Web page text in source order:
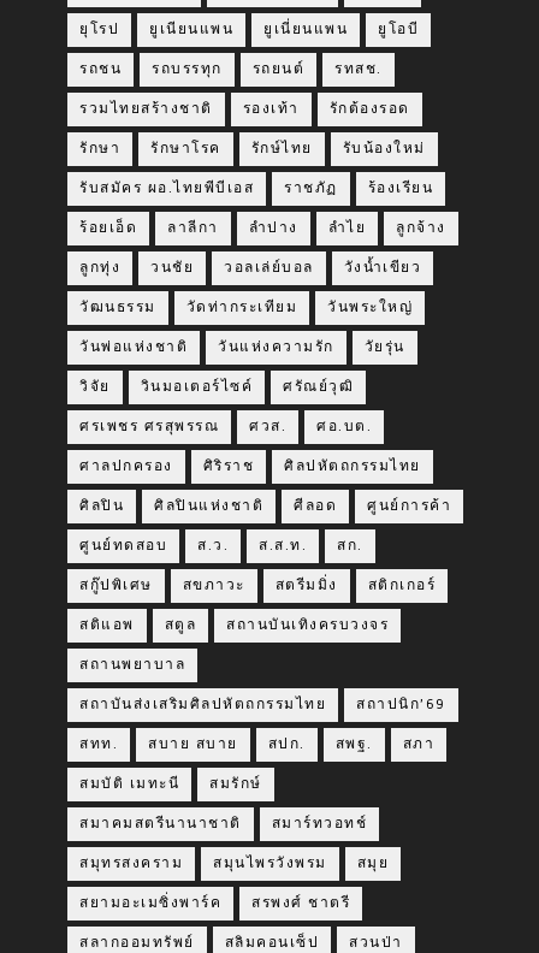
ยุโรป ยูเนียนแพน ยูเนี่ยนแพน ยูโอบี
รถชน รถบรรทุก รถยนต์ รทสช.
รวมไทยสร้างชาติ รองเท้า รักต้องรอด
รักษา รักษาโรค รักษ์ไทย รับน้องใหม่
รับสมัคร ผอ.ไทยพีบีเอส ราชภัฏ ร้องเรียน
ร้อยเอ็ด ลาลีกา ลำปาง ลำไย ลูกจ้าง
ลูกทุ่ง วนชัย วอลเล่ย์บอล วังน้ำเขียว
วัฒนธรรม วัดท่ากระเทียม วันพระใหญ่
วันพ่อแห่งชาติ วันแห่งความรัก วัยรุ่น
วิจัย วินมอเตอร์ไซค์ ศรัณย์วุฒิ
ศรเพชร ศรสุพรรณ ศวส. ศอ.บต.
ศาลปกครอง ศิริราช ศิลปหัตถกรรมไทย
ศิลปิน ศิลปินแห่งชาติ ศีลอด ศูนย์การค้า
ศูนย์ทดสอบ ส.ว. ส.ส.ท. สก.
สกู๊ปพิเศษ สขภาวะ สตรีมมิ่ง สติกเกอร์
สติแอพ สตูล สถานบันเทิงครบวงจร
สถานพยาบาล
สถาบันส่งเสริมศิลปหัตถกรรมไทย สถาปนิก’69
สทท. สบาย สบาย สปก. สพฐ. สภา
สมบัติ เมทะนี สมรักษ์
สมาคมสตรีนานาชาติ สมาร์ทวอทช์
สมุทรสงคราม สมุนไพรวังพรม สมุย
สยามอะเมซิ่งพาร์ค สรพงศ์ ชาตรี
สลากออมทรัพย์ สลิมคอนเซ็ป สวนป่า